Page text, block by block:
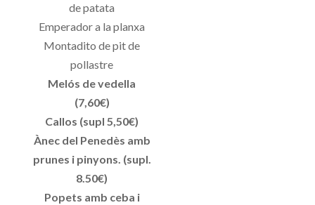
de patata
Emperador a la planxa
Montadito de pit de
pollastre
Melós de vedella
(7,60€)
Callos (supl 5,50€)
Ànec del Penedès amb
prunes i pinyons. (supl.
8.50€)
Popets amb ceba i